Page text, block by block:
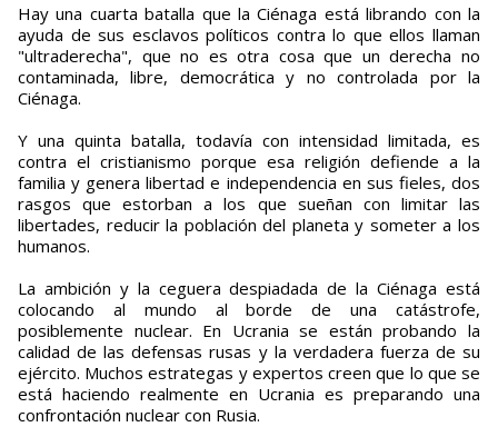
Hay una cuarta batalla que la Ciénaga está librando con la
ayuda de sus esclavos políticos contra lo que ellos llaman
"ultraderecha", que no es otra cosa que un derecha no
contaminada, libre, democrática y no controlada por la
Ciénaga.
Y una quinta batalla, todavía con intensidad limitada, es
contra el cristianismo porque esa religión defiende a la
familia y genera libertad e independencia en sus fieles, dos
rasgos que estorban a los que sueñan con limitar las
libertades, reducir la población del planeta y someter a los
humanos.
La ambición y la ceguera despiadada de la Ciénaga está
colocando al mundo al borde de una catástrofe,
posiblemente nuclear. En Ucrania se están probando la
calidad de las defensas rusas y la verdadera fuerza de su
ejército. Muchos estrategas y expertos creen que lo que se
está haciendo realmente en Ucrania es preparando una
confrontación nuclear con Rusia.